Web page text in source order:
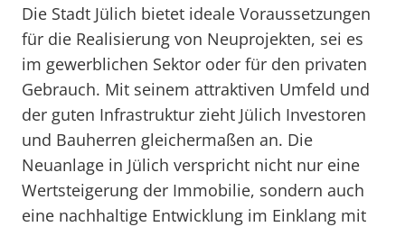
Die Stadt Jülich bietet ideale Voraussetzungen
für die Realisierung von Neuprojekten, sei es
im gewerblichen Sektor oder für den privaten
Gebrauch. Mit seinem attraktiven Umfeld und
der guten Infrastruktur zieht Jülich Investoren
und Bauherren gleichermaßen an. Die
Neuanlage in Jülich verspricht nicht nur eine
Wertsteigerung der Immobilie, sondern auch
eine nachhaltige Entwicklung im Einklang mit